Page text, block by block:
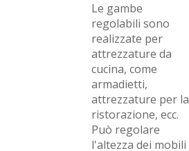
Le gambe
regolabili sono
realizzate per
attrezzature da
cucina, come
armadietti,
attrezzature per la
ristorazione, ecc.
Può regolare
l'altezza dei mobili